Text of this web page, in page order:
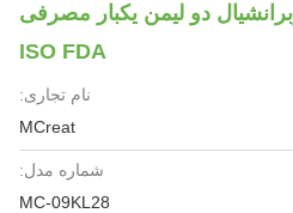
دو لیمن یکبار مصرفی
ISO FDA
نام تجاری:
MCreat
شماره مدل:
MC-09KL28